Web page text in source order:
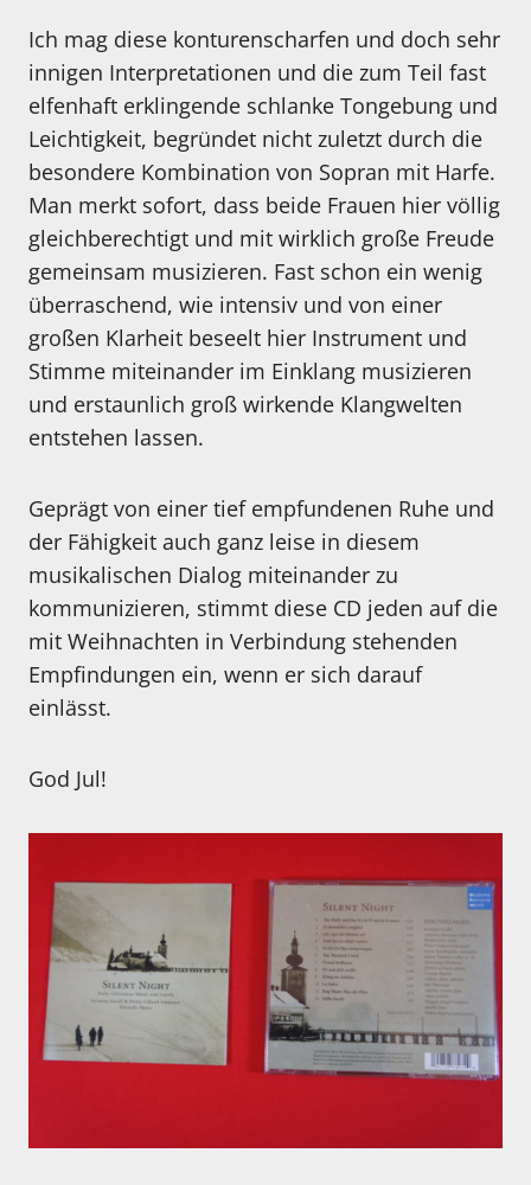
Ich mag diese konturenscharfen und doch sehr
innigen Interpretationen und die zum Teil fast
elfenhaft erklingende schlanke Tongebung und
Leichtigkeit, begründet nicht zuletzt durch die
besondere Kombination von Sopran mit Harfe.
Man merkt sofort, dass beide Frauen hier völlig
gleichberechtigt und mit wirklich große Freude
gemeinsam musizieren. Fast schon ein wenig
überraschend, wie intensiv und von einer
großen Klarheit beseelt hier Instrument und
Stimme miteinander im Einklang musizieren
und erstaunlich groß wirkende Klangwelten
entstehen lassen.
Geprägt von einer tief empfundenen Ruhe und
der Fähigkeit auch ganz leise in diesem
musikalischen Dialog miteinander zu
kommunizieren, stimmt diese CD jeden auf die
mit Weihnachten in Verbindung stehenden
Empfindungen ein, wenn er sich darauf
einlässt.
God Jul!